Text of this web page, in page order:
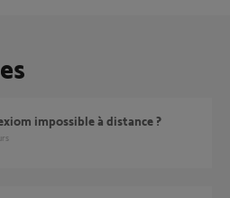
impossible à distance ?